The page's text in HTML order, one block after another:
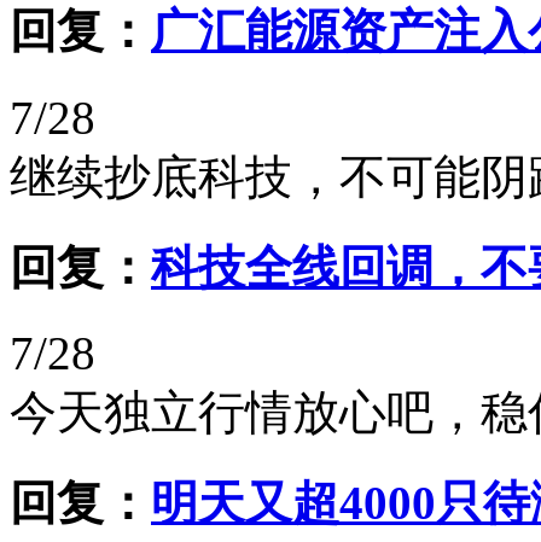
回复： 广汇能源资产注入
7/28
继续抄底科技，不可能阴
回复：科技全线回调，
7/28
今天独立行情放心吧，稳
回复： 明天又超4000只